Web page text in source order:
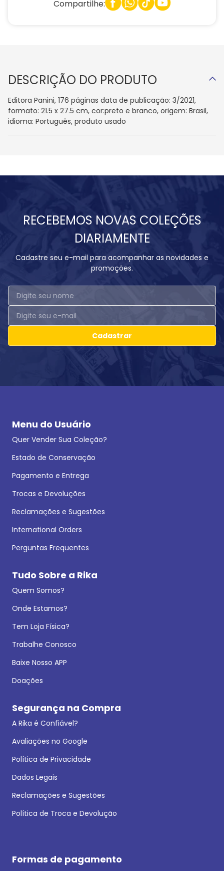
Compartilhe:
DESCRIÇÃO DO PRODUTO
Editora Panini, 176 páginas data de publicação: 3/2021,
formato: 21.5 x 27.5 cm, cor:preto e branco, origem: Brasil,
idioma: Português, produto usado
RECEBEMOS NOVAS COLEÇÕES
DIARIAMENTE
Cadastre seu e-mail para acompanhar as novidades e
promoções.
Cadastrar
Menu do Usuário
Quer Vender Sua Coleção?
Estado de Conservação
Pagamento e Entrega
Trocas e Devoluções
Reclamações e Sugestões
International Orders
Perguntas Frequentes
Tudo Sobre a Rika
Quem Somos?
Onde Estamos?
Tem Loja Física?
Trabalhe Conosco
Baixe Nosso APP
Doações
Segurança na Compra
A Rika é Confiável?
Avaliações no Google
Política de Privacidade
Dados Legais
Reclamações e Sugestões
Política de Troca e Devolução
Formas de pagamento